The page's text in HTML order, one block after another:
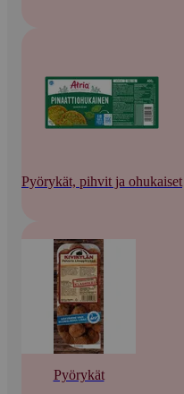
Pyörykät, pihvit ja ohukaiset
Pyörykät